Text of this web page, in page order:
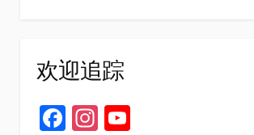
欢迎追踪
Fa In